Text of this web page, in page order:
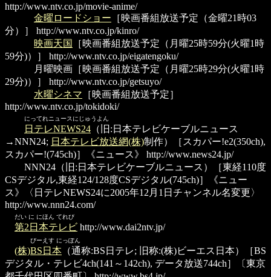
http://www.ntv.co.jp/movie-anime/
金曜ロードショー ［映画番組放送予定（金曜21時03
分）］
http://www.ntv.co.jp/kinro/
映画天国
［映画番組放送予定（月曜25時59分(火曜1時
59分)）］
http://www.ntv.co.jp/eigatengoku/
月曜映画 ［映画番組放送予定（月曜25時29分(火曜1時
29分)）］
http://www.ntv.co.jp/getsuyo/
水曜シネマ ［映画番組放送予定］
http://www.ntv.co.jp/tokidoki/
にってれニュースにじゅうよん
日テレNEWS24 （旧:日本テレビケーブルニュース
→NNN24; 日本テレビ放送網(株)制作）［スカパー!e2(350ch),
スカパー!(745ch)］《ニュース》
http://www.news24.jp/
NNN24 （旧:日本テレビケーブルニュース）［東経110度
CSデジタル,東経124/128度CSデジタル(745ch)］《ニュー
ス》〈日テレNEWS24に2005年12月1日チャンネル名変更〉
http://www.nnn24.com/
だい に にほん てれび
第2日本テレビ http://www.dai2ntv.jp/
びーえす にっぽん
(株)BS日本 （通称:BS日テレ; 旧称:(株)ビーエス日本）［BS
デジタル・テレビ4ch(141～142ch), データ放送744ch］〔東京